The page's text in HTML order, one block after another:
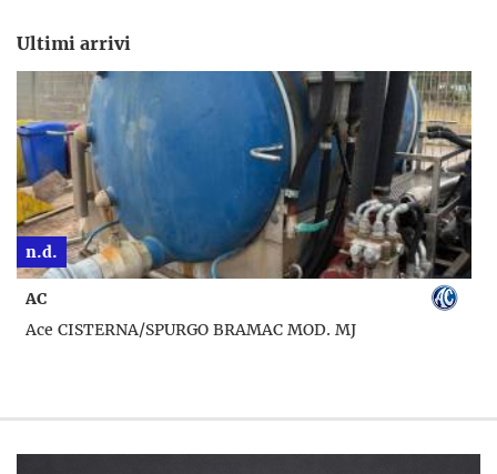
Ultimi arrivi
n.d.
AC
Ace CISTERNA/SPURGO BRAMAC MOD. MJ